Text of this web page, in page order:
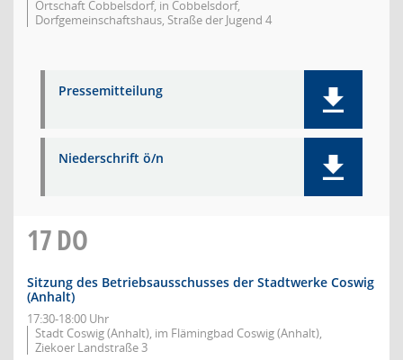
Ortschaft Cobbelsdorf, in Cobbelsdorf,
Dorfgemeinschaftshaus, Straße der Jugend 4
Pressemitteilung
Niederschrift ö/n
17DO
Sitzung des Betriebsausschusses der Stadtwerke Coswig
(Anhalt)
17:30-18:00 Uhr
Stadt Coswig (Anhalt), im Flämingbad Coswig (Anhalt),
Ziekoer Landstraße 3